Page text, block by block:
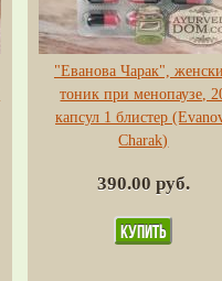
"Еванова Чарак",
тоник при менопаузе,
капсул 1 блистер
Charak)
390.00 руб.